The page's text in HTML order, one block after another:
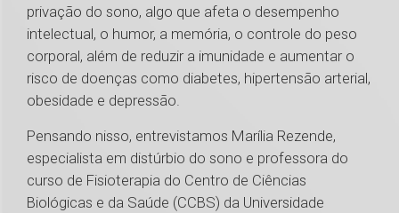
privação do sono, algo que afeta o desempenho
intelectual, o humor, a memória, o controle do peso
corporal, além de reduzir a imunidade e aumentar o
risco de doenças como diabetes, hipertensão arterial,
obesidade e depressão.
Pensando nisso, entrevistamos Marília Rezende,
especialista em distúrbio do sono e professora do
curso de Fisioterapia do Centro de Ciências
Biológicas e da Saúde (CCBS) da Universidade